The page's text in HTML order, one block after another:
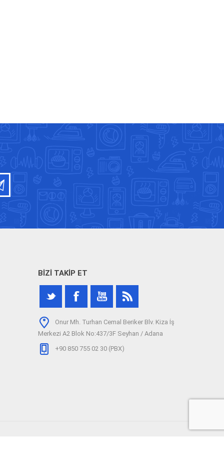
BIZI TAKIP ET
Onur Mh. Turhan Cemal Beriker Blv. Kiza İş
Merkezi A2 Blok No:437/3F Seyhan / Adana
+90 850 755 02 30 (PBX)